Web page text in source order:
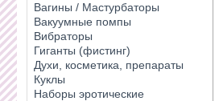
Вагины / Мастурбаторы
Вакуумные помпы
Вибраторы
Гиганты (фистинг)
Духи, косметика, препараты
Куклы
Наборы эротические